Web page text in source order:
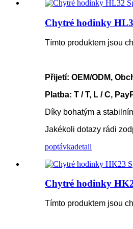
Chytré hodinky
Tímto produktem jsou
Přijetí: OEM/ODM,
Platba: T / T, L / C,
Díky bohatým a
Jakékoli dotazy rádi
poptávkadetail
Chytré hodinky
Tímto produktem jsou